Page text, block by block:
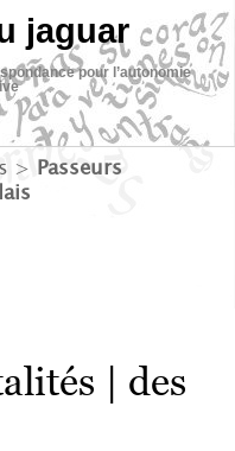
jaguar
pour l’autonomie
> Passeurs
| des